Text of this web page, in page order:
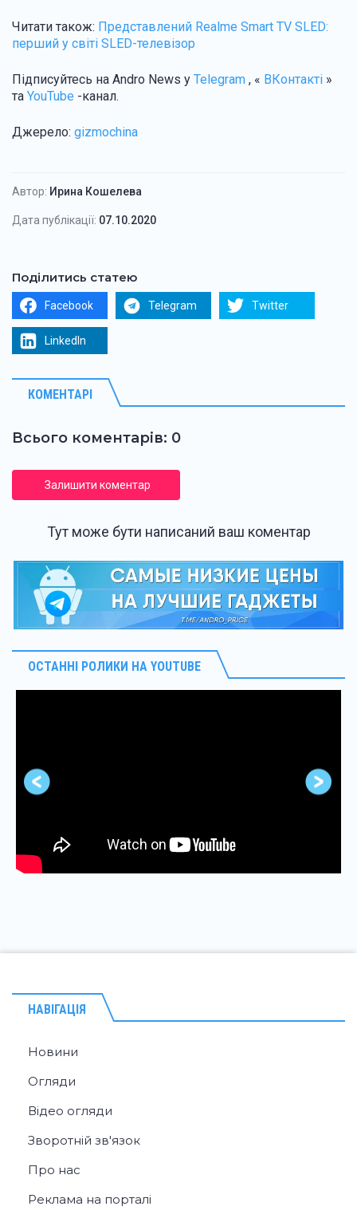
Читати також: Представлений Realme Smart TV SLED:
перший у світі SLED-телевізор
Підписуйтесь на Andro News у Telegram , « ВКонтакті »
та YouTube -канал.
Джерело: gizmochina
Автор: Ирина Кошелева
Дата публікації: 07.10.2020
Поділитись статею
Facebook Telegram Twitter
LinkedIn
КОМЕНТАРІ
Всього коментарів: 0
Залишити коментар
Тут може бути написаний ваш коментар
ОСТАННІ РОЛИКИ НА YOUTUBE
НАВІГАЦІЯ
Новини
Огляди
Відео огляди
Зворотній зв'язок
Про нас
Реклама на порталі